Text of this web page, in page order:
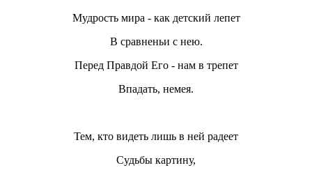
Мудрость мира - как детский лепет
В сравненьи с нею.
Перед Правдой Его - нам в трепет
Впадать, немея.
Тем, кто видеть лишь в ней радеет
Судьбы картину,